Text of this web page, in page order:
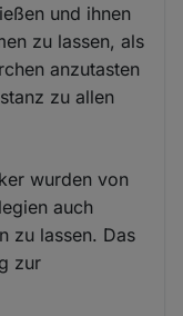
und ihnen
zu lassen, als
anzutasten
zu allen
wurden von
auch
zu lassen. Das
zur